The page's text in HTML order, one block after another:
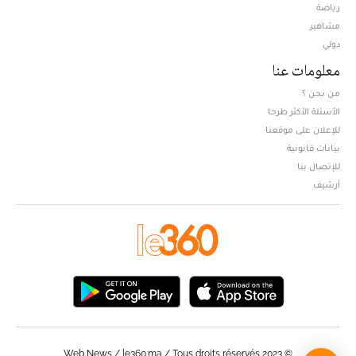
رياضة
مشاهير
دولي
معلومات عنا
من نحن ؟
الأسئلة الأكثر طرحا
للإعلان على موقعنا
بيانات قانونية
للإتصال بنا
أرشيف
© Web News / le360.ma / Tous droits réservés 2023